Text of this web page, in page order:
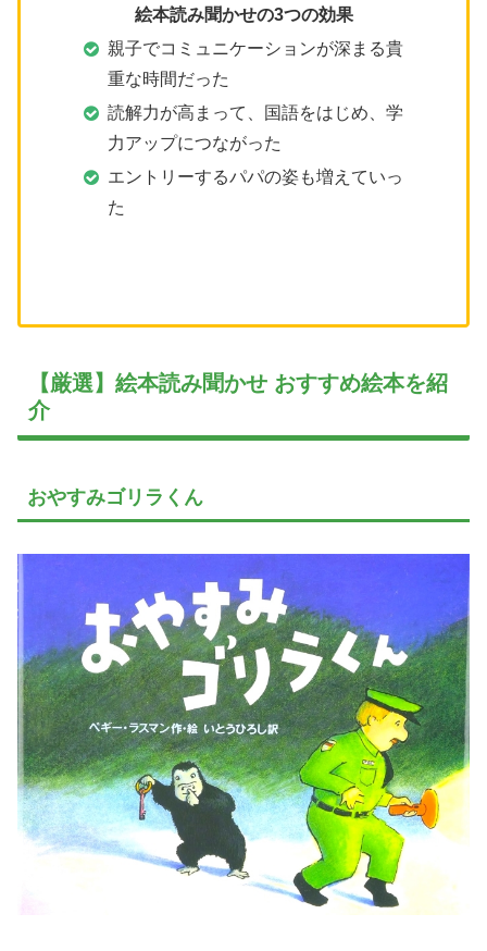
絵本読み聞かせの3つの効果
親子でコミュニケーションが深まる貴
重な時間だった
読解力が高まって、国語をはじめ、学
力アップにつながった
エントリーするパパの姿も増えていっ
た
【厳選】絵本読み聞かせ おすすめ絵本を紹
介
おやすみゴリラくん